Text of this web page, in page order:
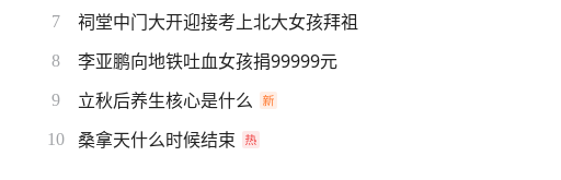
7 祠堂中门大开迎接考上北大女孩拜祖
8 李亚鹏向地铁吐血女孩捐99999元
9 立秋后养生核心是什么
10 桑拿天什么时候结束